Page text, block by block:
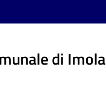
di Imola